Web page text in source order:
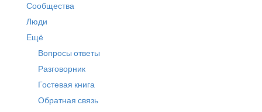
Сообщества
Люди
Ещё
Вопросы ответы
Разговорник
Гостевая книга
Обратная связь